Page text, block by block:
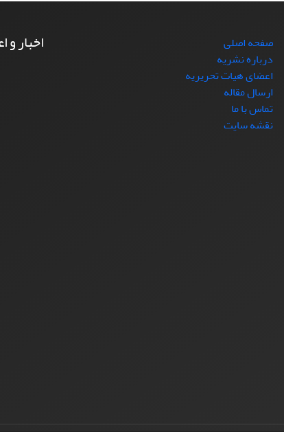
صفحه اصلی
درباره نشریه
اعضای هیات تحریریه
ارسال مقاله
تماس با ما
نقشه سایت
اخبار و